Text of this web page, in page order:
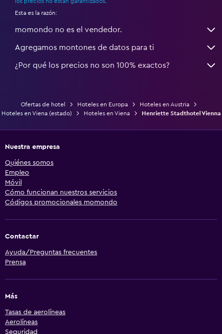
Esta es la razón:
momondo no es el vendedor.
Agregamos montones de datos para ti
¿Por qué los precios no son 100% exactos?
Ofertas de hotel Hoteles en Europa
Hoteles en Austria
Hoteles en Viena (estado)
Hoteles en Viena Henriette Stadthotel Vienna
Nuestra empresa
Quiénes somos
Empleo
Móvil
Cómo funcionan nuestros servicios
Códigos promocionales momondo
Contactar
Ayuda/Preguntas frecuentes
Prensa
Más
Tasas de aerolíneas
Aerolíneas
Seguridad